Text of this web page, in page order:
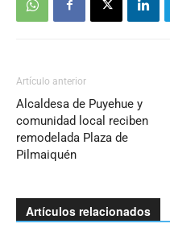
Artículo anterior
Alcaldesa de Puyehue y
comunidad local reciben
remodelada Plaza de
Pilmaiquén
Artículos relacionados